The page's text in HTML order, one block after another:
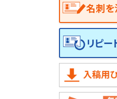
名刺を
リピー